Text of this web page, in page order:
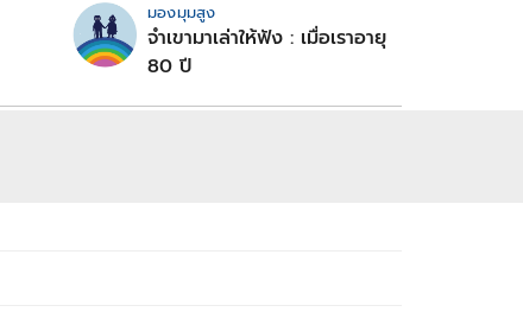
มองมุมสูง
จำเขามาเล่าให้ฟัง : เมื่อเราอายุ
80 ปี